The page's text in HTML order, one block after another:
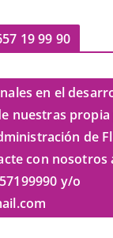
19 99 90
en el
nuestras
de
con nosotros
y/o